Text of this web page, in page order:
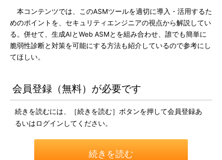
本コンテンツでは、このASMツールを適切に導入・活用するた
めのポイントを、セキュリティエンジニアの視点から解説してい
る。併せて、生成AIとWeb ASMとを組み合わせ、誰でも簡単に
脆弱性診断と対策を可能にする方法も紹介しているので参考にし
てほしい。
会員登録（無料）が必要です
続きを読むには、［続きを読む］ボタンを押して会員登録あ
るいはログインしてください。
続きを読む